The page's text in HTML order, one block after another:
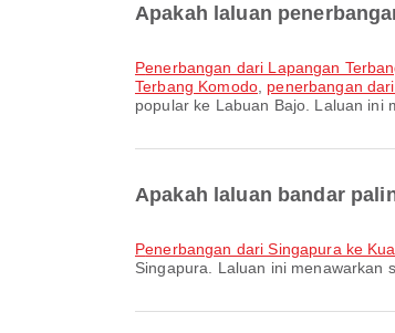
Apakah laluan
penerbangan dari Lapangan
Terbang Komodo, penerbangan
popular ke Labuan Bajo. Laluan ini
Apakah laluan bandar
penerbangan dari Singapura ke
Singapura. Laluan ini menawarkan